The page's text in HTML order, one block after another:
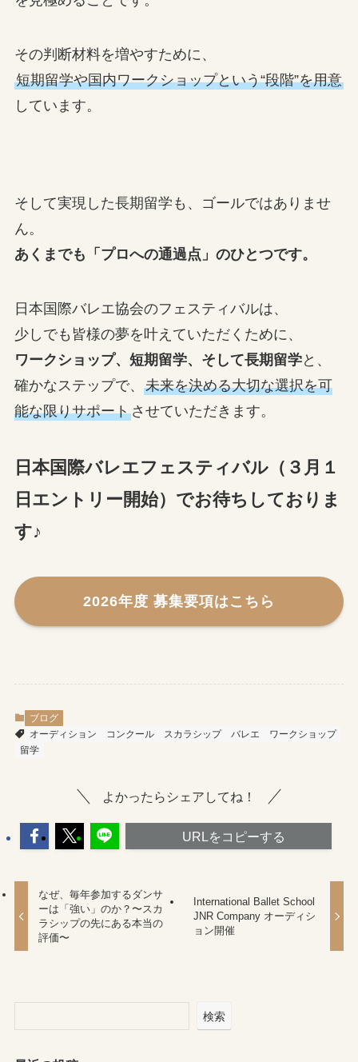
その判断材料を増やすために、
短期留学や国内ワークショップという“段階”を用意
しています。
そして実現した長期留学も、ゴールではありませ
ん。
あくまでも「プロへの通過点」のひとつです。
日本国際バレエ協会のフェスティバルは、
少しでも皆様の夢を叶えていただくために、
ワークショップ、短期留学、そして長期留学と、
確かなステップで、 未来を決める大切な選択を可
能な限りサポートさせていただきます。
日本国際バレエフェスティバル（３月１
日エントリー開始）でお待ちしておりま
す♪
2026年度 募集要項はこちら
ブログ
オーディション
コンクール スカラシップ バレエ
ワークショップ
留学
よかったらシェアしてね！
URLをコピーする
なぜ、毎年参加するダンサ
ーは「強い」のか？〜スカ
ラシップの先にある本当の
評価〜
International Ballet School
JNR Company オーディシ
ョン開催
検索